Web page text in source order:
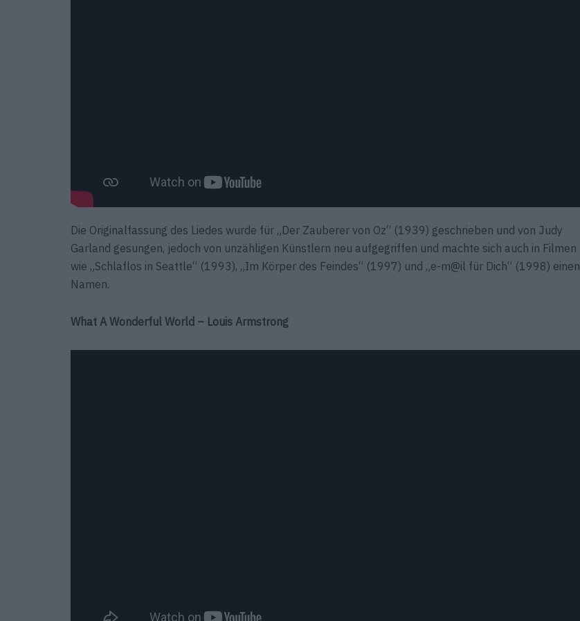
Die Originalfassung des Liedes wurde für „Der Zauberer von Oz“ (1939) geschrieben und von Judy
Garland gesungen, jedoch von unzähligen Künstlern neu aufgegriffen und machte sich auch in Filmen
wie „Schlaflos in Seattle“ (1993), „Im Körper des Feindes“ (1997) und „e-m@il für Dich“ (1998) einen
Namen.
What A Wonderful World – Louis Armstrong